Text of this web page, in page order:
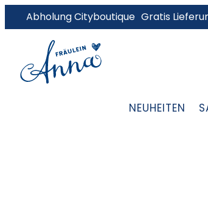
Abholung Cityboutique Gratis
NEUHEITEN